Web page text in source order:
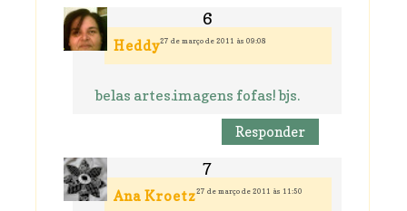
Heddy27 de março de 2011 às 09:08
belas artes.imagens fofas! bjs.
Responder
Ana Kroetz27 de março de 2011 às 11:50